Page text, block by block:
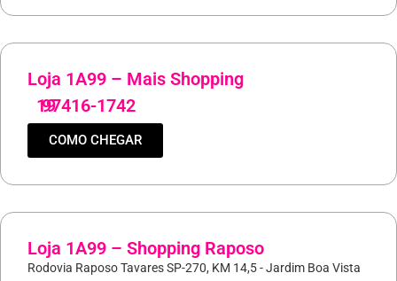
Loja 1A99 – Mais Shopping
19
97416-1742
COMO CHEGAR
Loja 1A99 – Shopping Raposo
Rodovia Raposo Tavares SP-270, KM 14,5 - Jardim Boa Vista